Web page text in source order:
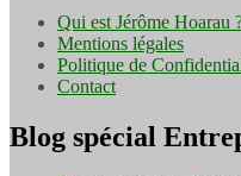
Qui est Jérôme Hoarau
Mentions légales
Politique de
Contact
Blog spécial